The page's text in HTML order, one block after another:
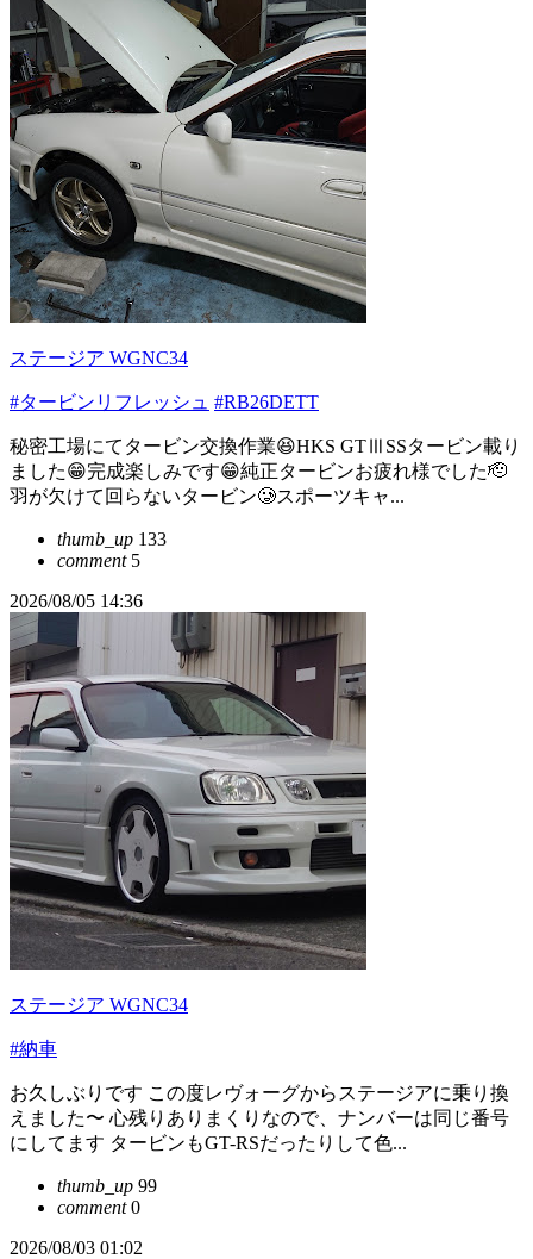
ステージア WGNC34
#タービンリフレッシュ #RB26DETT
秘密工場にてタービン交換作業😆HKS GTⅢSSタービン載り
ました😁完成楽しみです😁純正タービンお疲れ様でした🫡
羽が欠けて回らないタービン🥲スポーツキャ...
thumb_up 133
comment5
2026/08/05 14:36
ステージア WGNC34
#納車
お久しぶりです この度レヴォーグからステージアに乗り換
えました〜 心残りありまくりなので、ナンバーは同じ番号
にしてます タービンもGT-RSだったりして色...
thumb_up 99
comment0
2026/08/03 01:02